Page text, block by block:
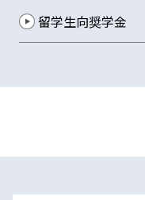
留学生向奨学金